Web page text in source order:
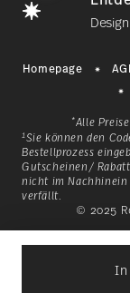
In
Mit
Homepage
*Alle
1Sie können den
Bestellprozess
Gutscheinen/
nicht im Nachhinein
verfällt.
© 2025
Halten Sie
Laufenden.
10% Rabatt-
Ich bin über 16
rund um
dem Haus der
Wirkung für die